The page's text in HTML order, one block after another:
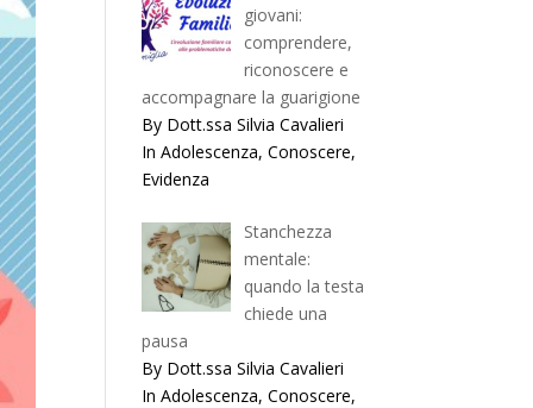
giovani:
comprendere,
riconoscere e
accompagnare la guarigione
By Dott.ssa Silvia Cavalieri
In Adolescenza, Conoscere,
Evidenza
Stanchezza
mentale:
quando la testa
chiede una
pausa
By Dott.ssa Silvia Cavalieri
In Adolescenza, Conoscere,